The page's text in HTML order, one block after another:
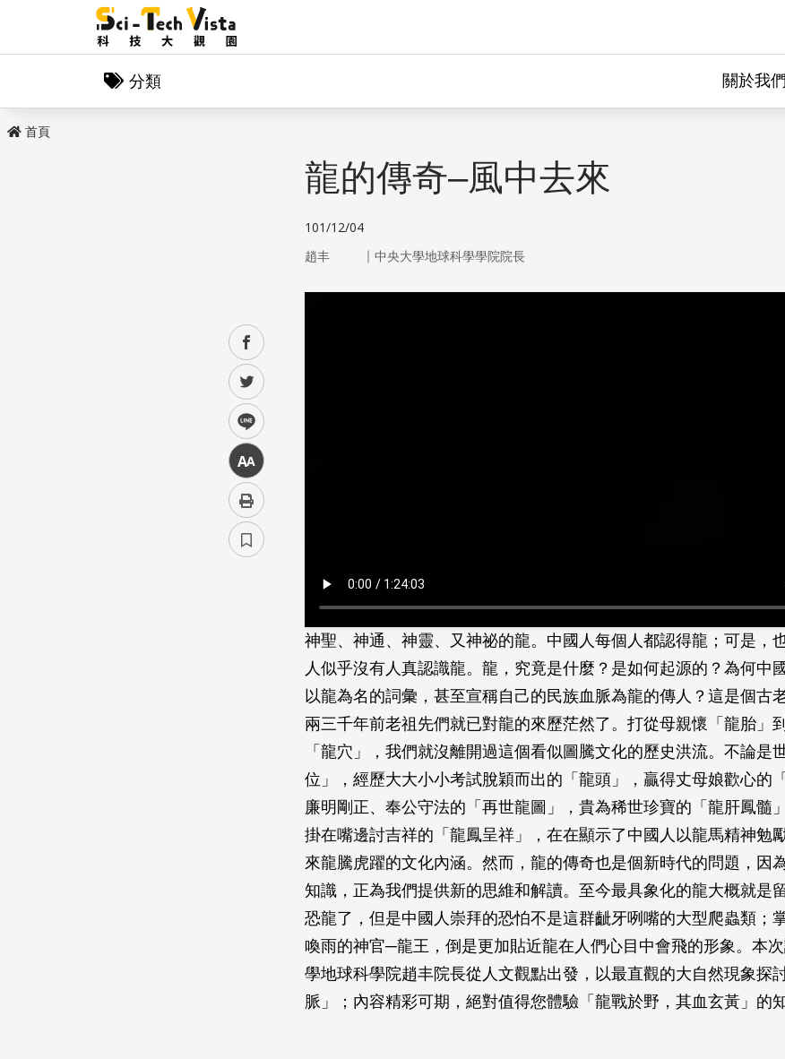
分類 關於我們
首頁
facebook
twitter
line
中
龍的傳奇–風中去來
101/12/04
趙丰 ｜ 中央大學地球科學學院院長
神聖、神通、神靈、又神祕的龍。中國人每個人都認得龍；可是，
人似乎沒有人真認識龍。龍，究竟是什麼？是如何起源的？為何中
以龍為名的詞彙，甚至宣稱自己的民族血脈為龍的傳人？這是個古
兩三千年前老祖先們就已對龍的來歷茫然了。打從母親懷「龍胎」
「龍穴」，我們就沒離開過這個看似圖騰文化的歷史洪流。不論是
位」，經歷大大小小考試脫穎而出的「龍頭」，贏得丈母娘歡心的
廉明剛正、奉公守法的「再世龍圖」，貴為稀世珍寶的「龍肝鳳髓
掛在嘴邊討吉祥的「龍鳳呈祥」，在在顯示了中國人以龍馬精神勉
來龍騰虎躍的文化內涵。然而，龍的傳奇也是個新時代的問題，因
知識，正為我們提供新的思維和解讀。至今最具象化的龍大概就是
恐龍了，但是中國人崇拜的恐怕不是這群齜牙咧嘴的大型爬蟲類；
喚雨的神官─龍王，倒是更加貼近龍在人們心目中會飛的形象。本
學地球科學院趙丰院長從人文觀點出發，以最直觀的大自然現象探
脈」；內容精彩可期，絕對值得您體驗「龍戰於野，其血玄黃」的